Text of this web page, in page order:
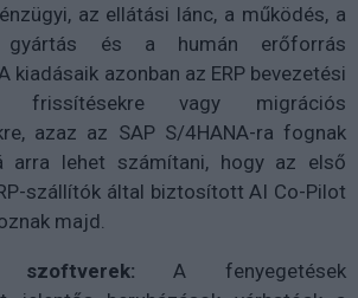
az ellátási lánc, a működés, a
gyártás és a humán erőforrás
kiadásaik azonban az ERP bevezetési
frissítésekre vagy migrációs
azaz az SAP S/4HANA-ra fognak
arra lehet számítani, hogy az első
szállítók által biztosított AI Co-Pilot
majd.
szoftverek: A fenyegetések